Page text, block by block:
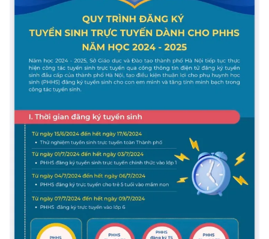
THỜI BÁO VTV
Theo dõi báo trên
Cơ quan báo chí:Thời báo VTV
Giấy phép hoạt động báo in và báo điện tử số 483/GP-BTTTT
cấp ngày 29/12/2023
Tổng Biên tập:Vũ Thanh Thủy
Phó Tổng Biên tập:Nguyễn Thị Mỹ Hạnh, Phạm Quốc Thắng,
Nguyễn Trọng Ninh
Tổng đài VTV:024.38 355 931 - 024.38 355 932
Ðiện thoại Thời báo VTV:024.66 897 897